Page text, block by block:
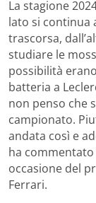
La stagione
lato si continua
trascorsa,
studiare le
possibilità
batteria a
non penso che
campionato.
andata così e
ha commentato
occasione del
Ferrari.